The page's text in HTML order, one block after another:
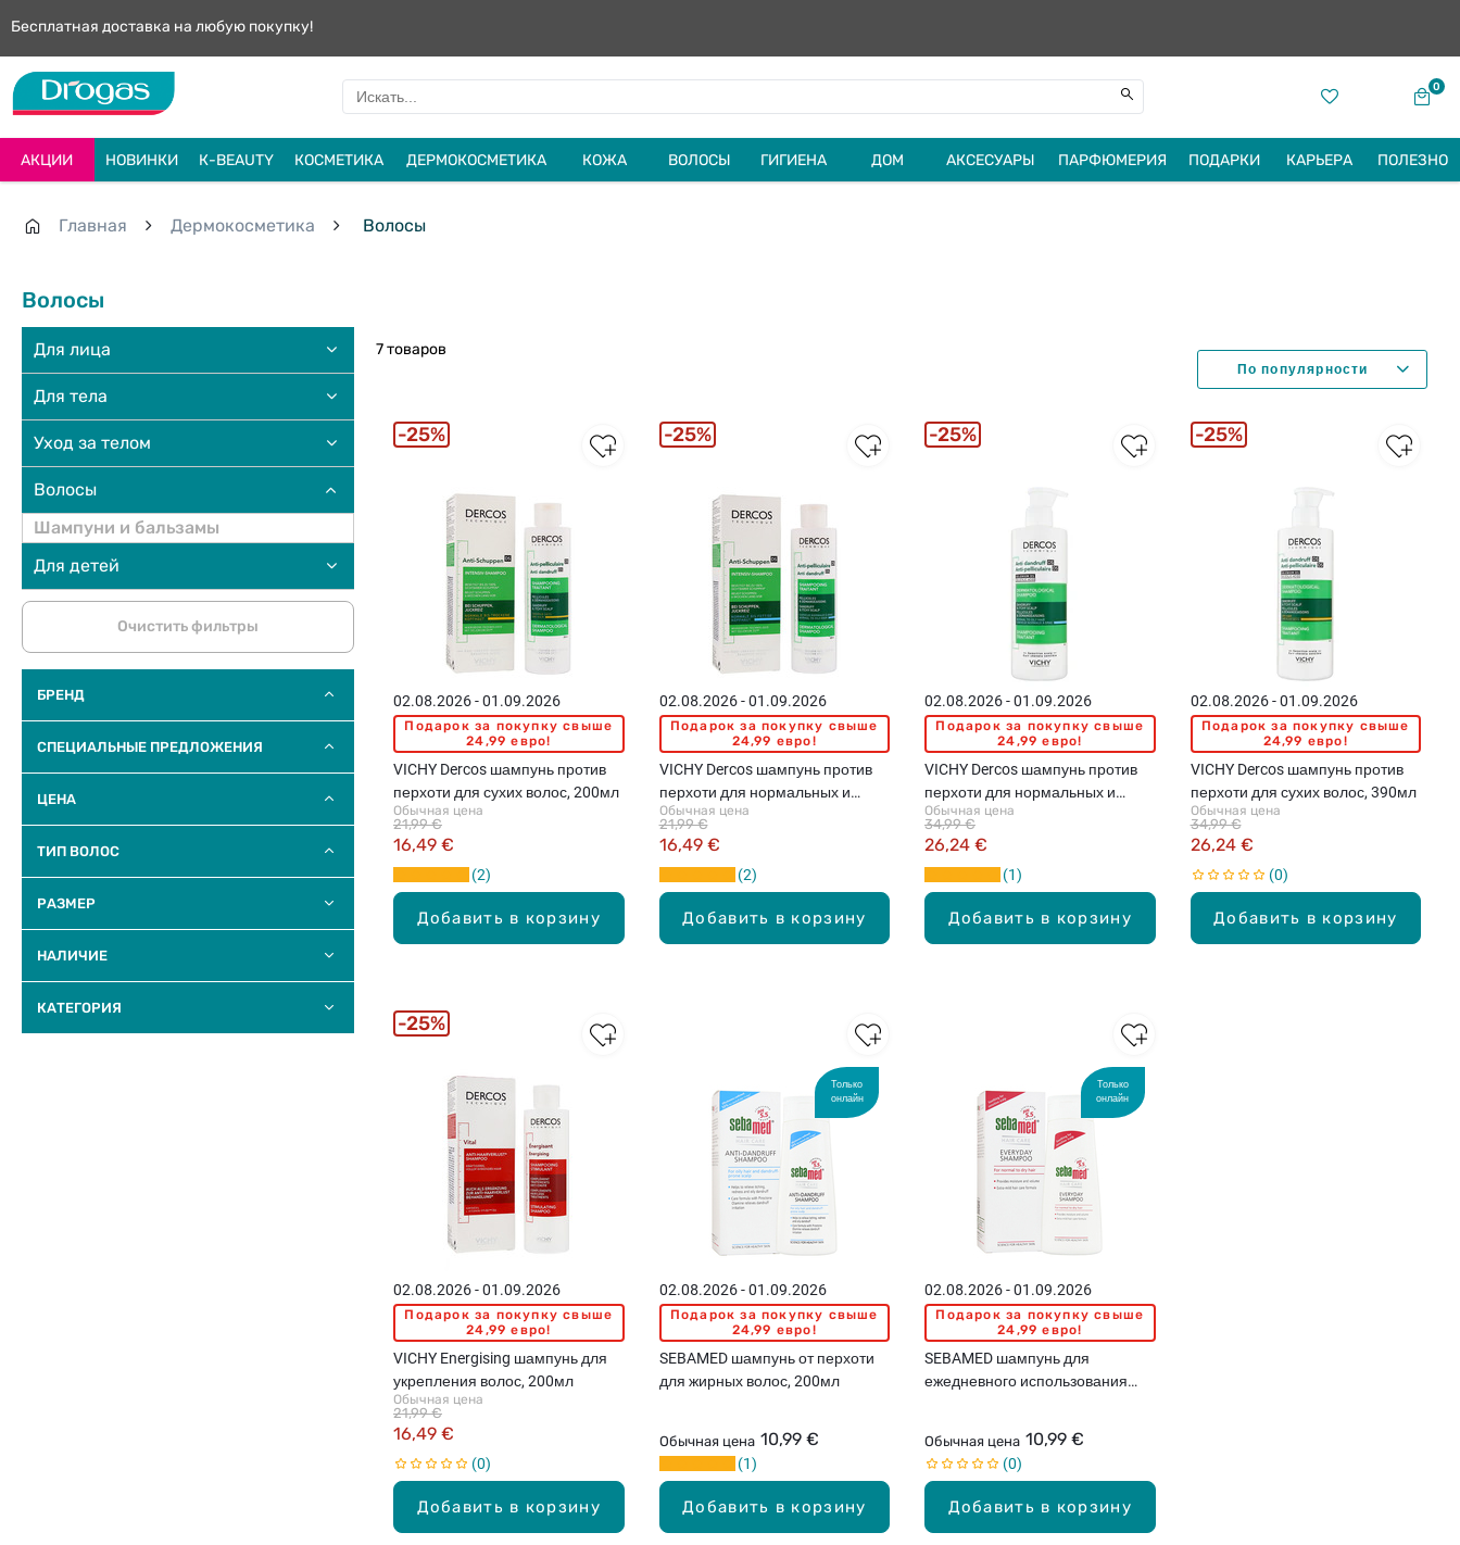
Бесплатная доставка на любую покупку!
0
АКЦИИ НОВИНКИ К-BEAUTY КОСМЕТИКА ДЕРМОКОСМЕТИКА КОЖА ВОЛОСЫ ГИГИЕНА ДОМ АКСЕСУАРЫ ПАРФЮМЕРИЯ ПОДАРКИ КАРЬЕРА ПОЛЕЗНО
Главная Дермокосметика Волосы
Волосы
Для лица
Для тела
Уход за телом
Волосы
Шампуни и бальзамы
Для детей
Очистить фильтры
БРЕНД
СПЕЦИАЛЬНЫЕ ПРЕДЛОЖЕНИЯ
ЦЕНА
ТИП ВОЛОС
РАЗМЕР
НАЛИЧИЕ
КАТЕГОРИЯ
7 товаров
Добавить в корзину
02.08.2026 - 01.09.2026
Подарок за покупку свыше
24,99 евро!
VICHY Dercos шампунь против
перхоти для сухих волос, 200мл
Обычная цена
16,49 €
21,99 €
2
25%
Добавить в корзину
02.08.2026 - 01.09.2026
Подарок за покупку свыше
24,99 евро!
VICHY Dercos шампунь против
перхоти для нормальных и
жирных волос, 200мл
Обычная цена
16,49 €
21,99 €
2
25%
Добавить в корзину
02.08.2026 - 01.09.2026
Подарок за покупку свыше
24,99 евро!
VICHY Dercos шампунь против
перхоти для нормальных и
жирных волос, 390мл
Обычная цена
26,24 €
34,99 €
1
25%
Добавить в корзину
02.08.2026 - 01.09.2026
Подарок за покупку свыше
24,99 евро!
VICHY Dercos шампунь против
перхоти для сухих волос, 390мл
Обычная цена
26,24 €
34,99 €
0
25%
Добавить в корзину
02.08.2026 - 01.09.2026
Подарок за покупку свыше
24,99 евро!
VICHY Energising шампунь для
укрепления волос, 200мл
Обычная цена
16,49 €
21,99 €
0
25%
Только
онлайн
Добавить в корзину
02.08.2026 - 01.09.2026
Подарок за покупку свыше
24,99 евро!
SEBAMED шампунь от перхоти
для жирных волос, 200мл
Обычная цена 10,99 €
1
Только
онлайн
Добавить в корзину
02.08.2026 - 01.09.2026
Подарок за покупку свыше
24,99 евро!
SEBAMED шампунь для
ежедневного использования
Обычная цена 10,99 €
0